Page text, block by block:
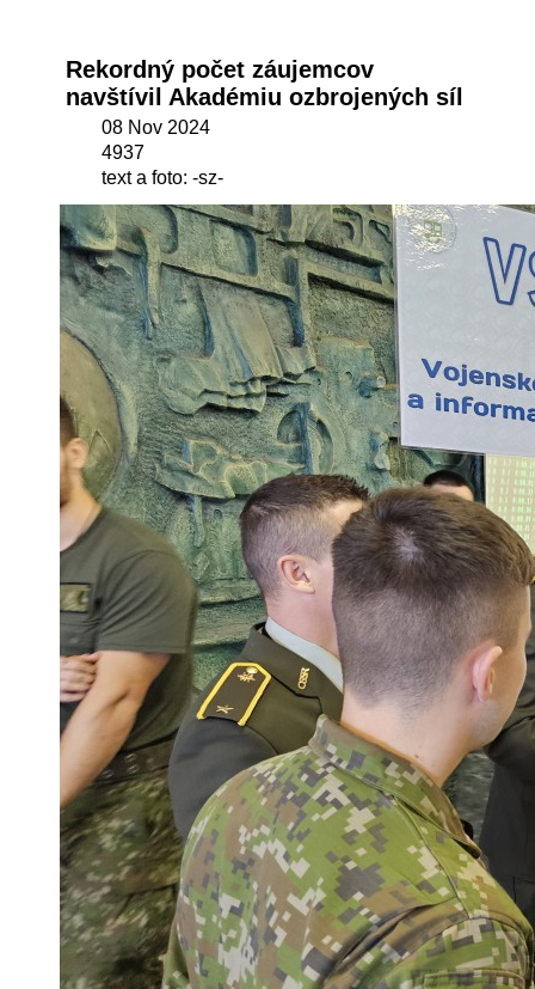
Rekordný počet záujemcov
navštívil Akadémiu ozbrojených síl
08 Nov 2024
4937
text a foto: -sz-